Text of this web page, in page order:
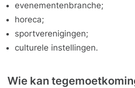
evenementenbranche;
horeca;
sportverenigingen;
culturele instellingen.
Wie kan